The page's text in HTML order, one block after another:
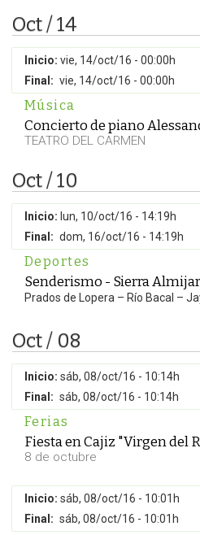
Oct / 14
Inicio: vie, 14/oct/16 - 00:00h
Final: vie, 14/oct/16 - 00:00h
Música
Concierto de piano
TEATRO DEL CARMEN
Oct / 10
Inicio: lun, 10/oct/16 - 14:19h
Final: dom, 16/oct/16 - 14:19h
Deportes
Senderismo - Sierra
Prados de Lopera – Río Bacal –
Oct / 08
Inicio: sáb, 08/oct/16 - 10:14h
Final: sáb, 08/oct/16 - 10:14h
Ferias
Fiesta en Cajiz "Virgen del
8 de octubre
Inicio: sáb, 08/oct/16 - 10:01h
Final: sáb, 08/oct/16 - 10:01h